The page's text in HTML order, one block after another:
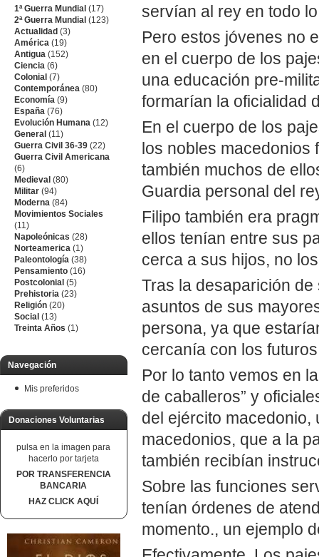
1ª Guerra Mundial (17)
2ª Guerra Mundial (123)
Actualidad (3)
América (19)
Antigua (152)
Ciencia (6)
Colonial (7)
Contemporánea (80)
Economía (9)
España (76)
Evolución Humana (12)
General (11)
Guerra Civil 36-39 (22)
Guerra Civil Americana
(6)
Medieval (80)
Militar (94)
Moderna (84)
Movimientos Sociales
(11)
Napoleónicas (28)
Norteamerica (1)
Paleontología (38)
Pensamiento (16)
Postcolonial (5)
Prehistoria (23)
Religión (20)
Social (13)
Treinta Años (1)
Navegación
Mis preferidos
Donaciones Voluntarias
pulsa en la imagen para
hacerlo por tarjeta
POR TRANSFERENCIA
BANCARIA
HAZ CLICK AQUÍ
servían al rey en todo
Pero estos jóvenes no
en el cuerpo de los
una educación pre-
formarían la oficialidad
En el cuerpo de los
los nobles macedonios
también muchos de
Guardia personal del
Filipo también era
ellos tenían entre sus
cerca a sus hijos, no
Tras la desaparición
asuntos de sus
persona, ya que
cercanía con los
Por lo tanto vemos en
de caballeros” y
del ejército macedonio,
macedonios, que a la
también recibían
Sobre las funciones
tenían órdenes de
momento., un ejemplo